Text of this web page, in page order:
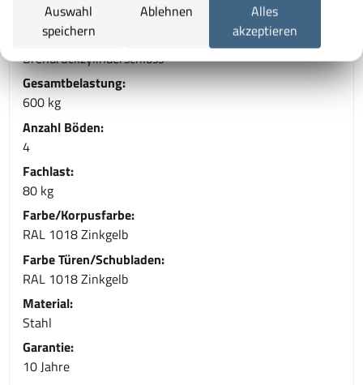
400 mm
Schließsystem:
Drehdruckzylinderschloss
Gesamtbelastung:
600 kg
Anzahl Böden:
4
Fachlast:
80 kg
Farbe/Korpusfarbe:
RAL 1018 Zinkgelb
Farbe Türen/Schubladen:
RAL 1018 Zinkgelb
Material:
Stahl
Garantie:
10 Jahre
Auswahl
speichern
Ablehnen
Alles
akzeptieren